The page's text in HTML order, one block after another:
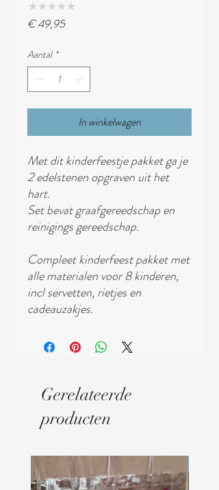
★ ★ ★ ★ ★
€ 49,95Prijs
Aantal *
In winkelwagen
Met dit kinderfeestje pakket ga je
2 edelstenen opgraven uit het
hart.
Set bevat graafgereedschap en
reinigings gereedschap.
Compleet kinderfeest pakket met
alle materialen voor 8 kinderen,
incl servetten, rietjes en
cadeauzakjes.
Gerelateerde
producten